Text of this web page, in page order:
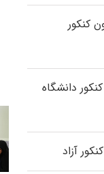
کنکور
دانشگاه
آزاد